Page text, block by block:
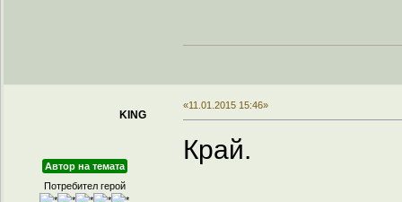
KING
Автор на темата
Потребител герой
«11.01.2015 15:46»
Край.